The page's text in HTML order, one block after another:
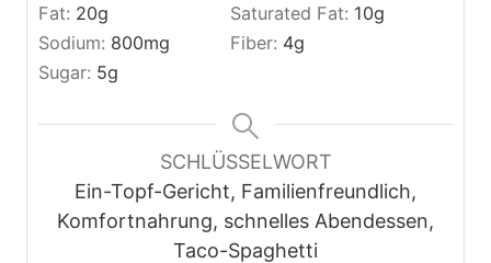
Fat: 20g Saturated Fat: 10g
Sodium: 800mg Fiber: 4g
Sugar: 5g
SCHLÜSSELWORT
Ein-Topf-Gericht, Familienfreundlich,
Komfortnahrung, schnelles Abendessen,
Taco-Spaghetti